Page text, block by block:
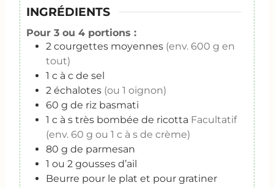
INGRÉDIENTS
Pour 3 ou 4 portions :
2 courgettes moyennes (env. 600 g en
tout)
1 c à c de sel
2 échalotes (ou 1 oignon)
60 g de riz basmati
1 c à s très bombée de ricotta Facultatif
(env. 60 g ou 1 c à s de crème)
80 g de parmesan
1 ou 2 gousses d’ail
Beurre pour le plat et pour gratiner